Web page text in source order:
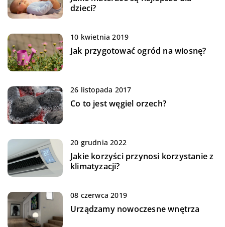
dzieci?
10 kwietnia 2019
Jak przygotować ogród na wiosnę?
26 listopada 2017
Co to jest węgiel orzech?
20 grudnia 2022
Jakie korzyści przynosi korzystanie z
klimatyzacji?
08 czerwca 2019
Urządzamy nowoczesne wnętrza